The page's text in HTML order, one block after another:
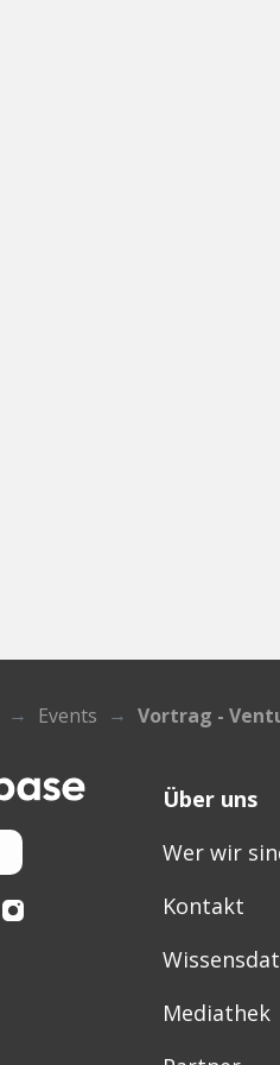
Events Vortrag -
Über uns
Wer wir
Kontakt
Mediathek